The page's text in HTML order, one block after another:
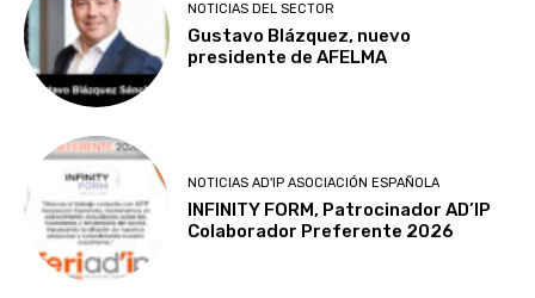
NOTICIAS DEL SECTOR
Gustavo Blázquez, nuevo
presidente de AFELMA
NOTICIAS AD'IP ASOCIACIÓN ESPAÑOLA
INFINITY FORM, Patrocinador AD’IP
Colaborador Preferente 2026